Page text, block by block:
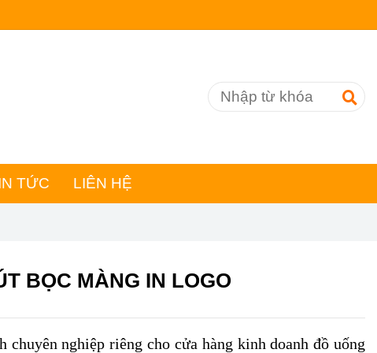
TỨC LIÊN HỆ
BỌC MÀNG IN LOGO
chuyên nghiệp riêng cho cửa hàng kinh doanh đồ uống